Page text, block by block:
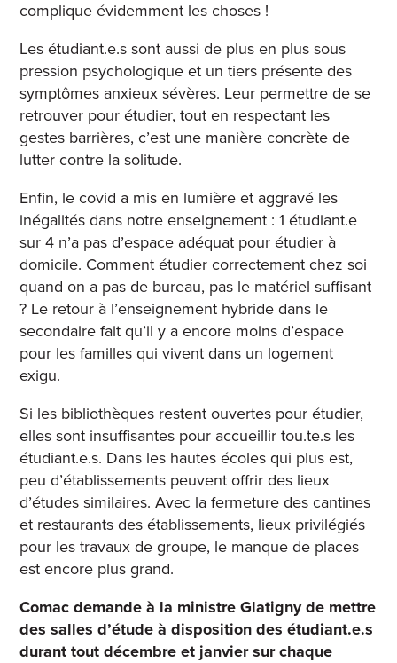
complique évidemment les choses !
Les étudiant.e.s sont aussi de plus en plus sous
pression psychologique et un tiers présente des
symptômes anxieux sévères. Leur permettre de se
retrouver pour étudier, tout en respectant les
gestes barrières, c’est une manière concrète de
lutter contre la solitude.
Enfin, le covid a mis en lumière et aggravé les
inégalités dans notre enseignement : 1 étudiant.e
sur 4 n’a pas d’espace adéquat pour étudier à
domicile. Comment étudier correctement chez soi
quand on a pas de bureau, pas le matériel suffisant
? Le retour à l’enseignement hybride dans le
secondaire fait qu’il y a encore moins d’espace
pour les familles qui vivent dans un logement
exigu.
Si les bibliothèques restent ouvertes pour étudier,
elles sont insuffisantes pour accueillir tou.te.s les
étudiant.e.s. Dans les hautes écoles qui plus est,
peu d’établissements peuvent offrir des lieux
d’études similaires. Avec la fermeture des cantines
et restaurants des établissements, lieux privilégiés
pour les travaux de groupe, le manque de places
est encore plus grand.
Comac demande à la ministre Glatigny de mettre
des salles d’étude à disposition des étudiant.e.s
durant tout décembre et janvier sur chaque